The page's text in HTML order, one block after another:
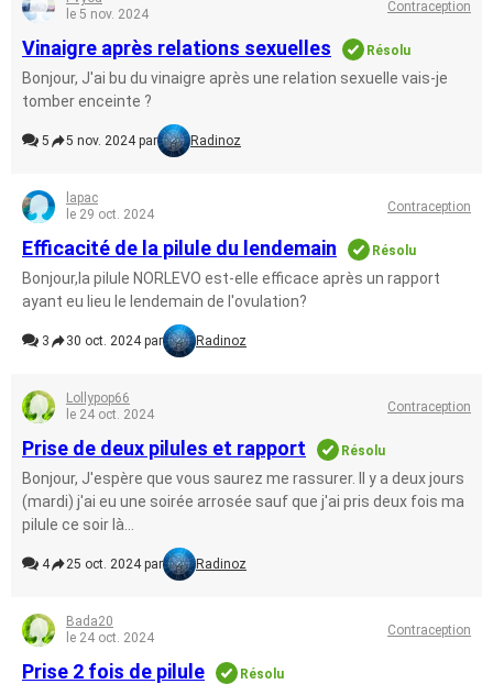
le 5 nov. 2024
Contraception
Vinaigre après relations sexuelles Résolu
Bonjour, J'ai bu du vinaigre après une relation sexuelle vais-je
tomber enceinte ?
5 5 nov. 2024 par Radinoz
lapac
le 29 oct. 2024
Contraception
Efficacité de la pilule du lendemain Résolu
Bonjour,la pilule NORLEVO est-elle efficace après un rapport
ayant eu lieu le lendemain de l'ovulation?
3 30 oct. 2024 par Radinoz
Lollypop66
le 24 oct. 2024
Contraception
Prise de deux pilules et rapport Résolu
Bonjour, J'espère que vous saurez me rassurer. Il y a deux jours
(mardi) j'ai eu une soirée arrosée sauf que j'ai pris deux fois ma
pilule ce soir là...
4 25 oct. 2024 par Radinoz
Bada20
le 24 oct. 2024
Contraception
Prise 2 fois de pilule Résolu